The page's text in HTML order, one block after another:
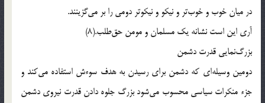
در ميان خوب و خوب‌تر و نيکو و نيکوتر دومى را بر مى‌گزينند.
آرى اين است نشانه يک مسلمان و مومن حق‌طلب.(8)
بزرگ‌نمايى قدرت دشمن
دومين وسيله‌اى که دشمن براى رسيدن به هدف سوءش استفاده مى‌کند و
جزء منکرات سياسى محسوب مى‌شود بزرگ جلوه دادن قدرت نيروى دشمن